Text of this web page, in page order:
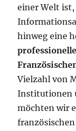
einer Welt
hinweg eine
Vielzahl von
Institutionen
möchten wir